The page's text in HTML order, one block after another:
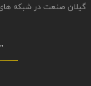
گیلان صنعت در شبکه